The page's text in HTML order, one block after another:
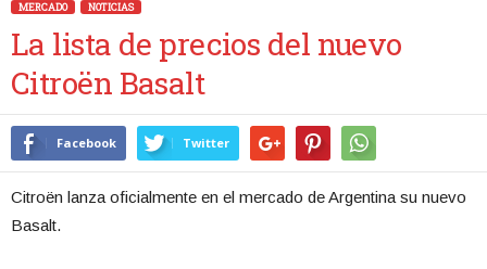
MERCADO NOTICIAS
La lista de precios del nuevo
Citroën Basalt
Facebook Twitter
Citroën lanza oficialmente en el mercado de Argentina su nuevo
Basalt.